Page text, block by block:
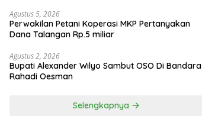
Agustus 5, 2026
Perwakilan Petani Koperasi MKP Pertanyakan
Dana Talangan Rp.5 miliar
Agustus 2, 2026
Bupati Alexander Wilyo Sambut OSO Di Bandara
Rahadi Oesman
Selengkapnya